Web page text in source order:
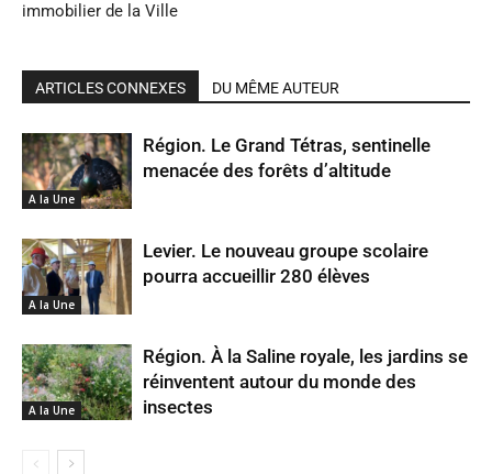
immobilier de la Ville
ARTICLES CONNEXES DU MÊME AUTEUR
A la Une
Région. Le Grand Tétras, sentinelle
menacée des forêts d’altitude
A la Une
Levier. Le nouveau groupe scolaire
pourra accueillir 280 élèves
A la Une
Région. À la Saline royale, les jardins se
réinventent autour du monde des
insectes